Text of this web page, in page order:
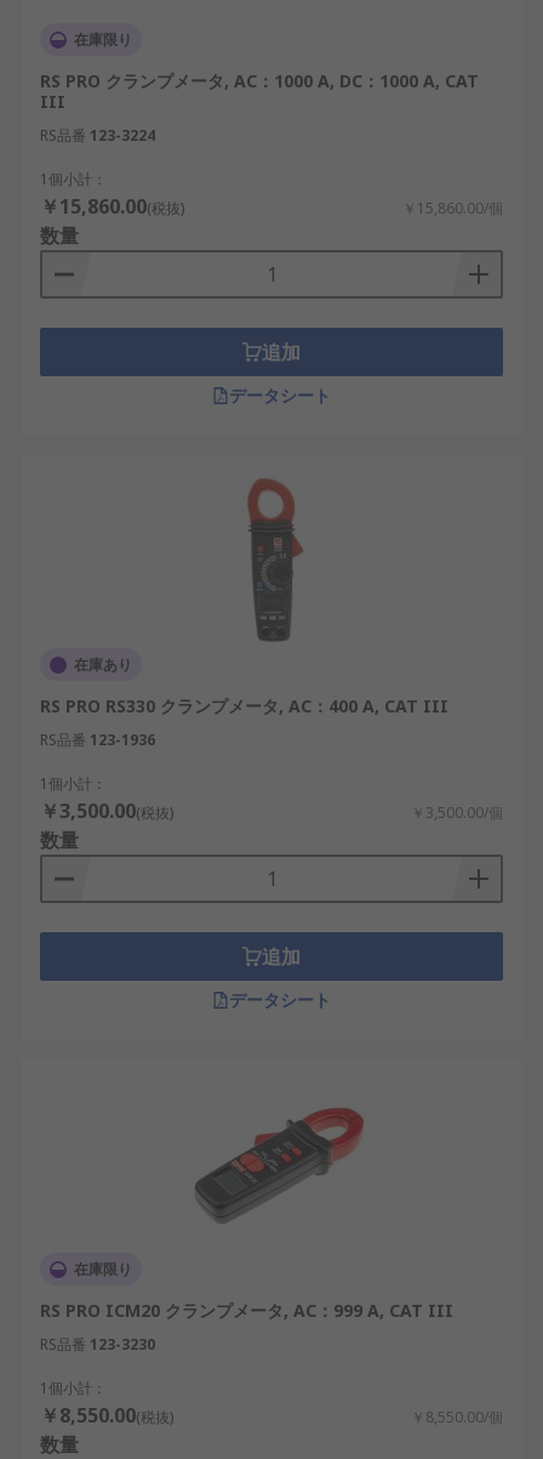
電気技術者 - 社内および請負業者
施設、建物のメンテナンス、および HVAC 工
事業者
サービス組織
クランプメータが普及して
安全：クランプメータを使用すると、電気技
イン電流測定を回避できます。 クランプメー
タのジョーは、測定時に導体に触れる必要は
利便性：測定中、電流が流れている回路を遮
断する必要はありません。これにより、大き
なブースト非効率性が実現します。
サービス ：必要に応じて既存のシステムを修
復します。
ルシューティング、電気機器の設置中に、実
習中の電気技師を最終回路テストして監督し
ます。
メンテナンス : 定期メンテナンスと予防メンテ
クランプメータの用途：
冷却ファン・HVAC
在庫限り
RS PRO クランプメータ, AC：1000 A, DC：1000 A, CAT
III
RS品番 123-3224
1個小計：
￥15,860.00(税抜) ￥15,860.00/個
数量
追加
データシート
在庫あり
RS PRO RS330 クランプメータ, AC：400 A, CAT III
RS品番 123-1936
1個小計：
￥3,500.00(税抜) ￥3,500.00/個
数量
追加
データシート
在庫限り
RS PRO ICM20 クランプメータ, AC：999 A, CAT III
RS品番 123-3230
1個小計：
￥8,550.00(税抜) ￥8,550.00/個
数量